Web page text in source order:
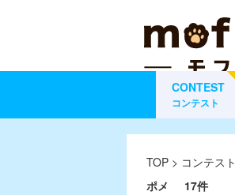
CONTEST
コンテスト
TOP > コンテスト
ポメ
17件